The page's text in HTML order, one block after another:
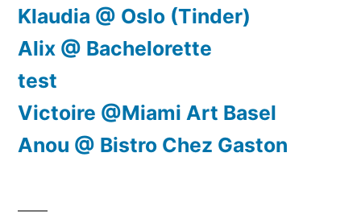
Klaudia @ Oslo (Tinder)
Alix @ Bachelorette
test
Victoire @Miami Art Basel
Anou @ Bistro Chez Gaston